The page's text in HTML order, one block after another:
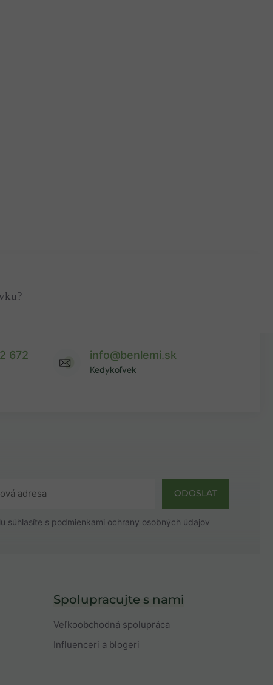
672 info@benlemi.sk
Kedykoľvek
ODOSLAT
súhlasíte s podmienkami ochrany osobných údajov
Spolupracujte s nami
Veľkoobchodná spolupráca
Influenceri a blogeri